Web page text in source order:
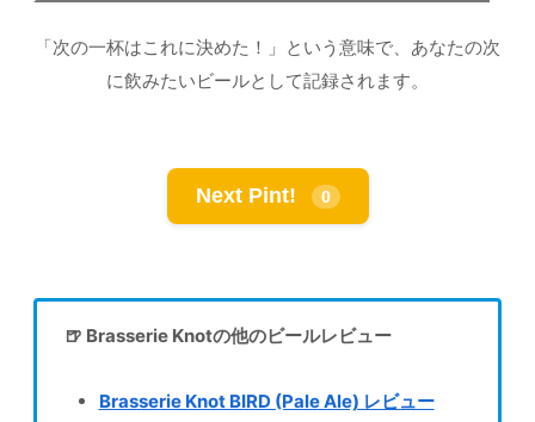
「次の一杯はこれに決めた！」という意味で、あなたの次
に飲みたいビールとして記録されます。
Next Pint! 0
🍺 Brasserie Knotの他のビールレビュー
Brasserie Knot BIRD (Pale Ale) レビュー